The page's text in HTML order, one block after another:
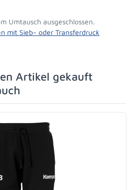
Umtausch ausgeschlossen.
mit Sieb- oder Transferdruck
Artikel gekauft